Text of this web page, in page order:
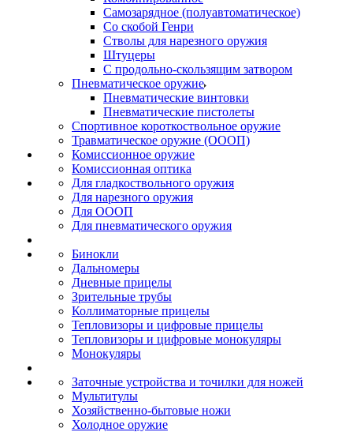
Самозарядное (полуавтоматическое)
Со скобой Генри
Стволы для нарезного оружия
Штуцеры
С продольно-скользящим затвором
Пневматическое оружие
Пневматические винтовки
Пневматические пистолеты
Спортивное короткоствольное оружие
Травматическое оружие (ОООП)
Комиссионное оружие
Комиссионная оптика
Для гладкоствольного оружия
Для нарезного оружия
Для ОООП
Для пневматического оружия
Бинокли
Дальномеры
Дневные прицелы
Зрительные трубы
Коллиматорные прицелы
Тепловизоры и цифровые прицелы
Тепловизоры и цифровые монокуляры
Монокуляры
Заточные устройства и точилки для ножей
Мультитулы
Хозяйственно-бытовые ножи
Холодное оружие